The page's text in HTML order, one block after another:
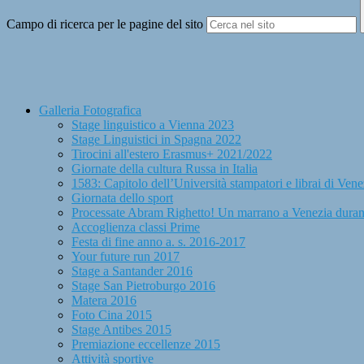
Campo di ricerca per le pagine del sito
Galleria Fotografica
Stage linguistico a Vienna 2023
Stage Linguistici in Spagna 2022
Tirocini all'estero Erasmus+ 2021/2022
Giornate della cultura Russa in Italia
1583: Capitolo dell’Università stampatori e librai di
Giornata dello sport
Processate Abram Righetto! Un marrano a Venezia
Accoglienza classi Prime
Festa di fine anno a. s. 2016-2017
Your future run 2017
Stage a Santander 2016
Stage San Pietroburgo 2016
Matera 2016
Foto Cina 2015
Stage Antibes 2015
Premiazione eccellenze 2015
Attività sportive